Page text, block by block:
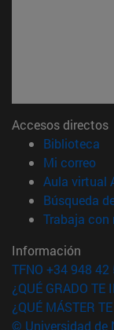
Accesos directos
Biblioteca
Mi correo
Aula virtual
Búsqueda
Trabaja con
Información
TFNO +34 948 42
¿QUÉ GRADO TE
¿QUÉ MÁSTER
© Universidad de